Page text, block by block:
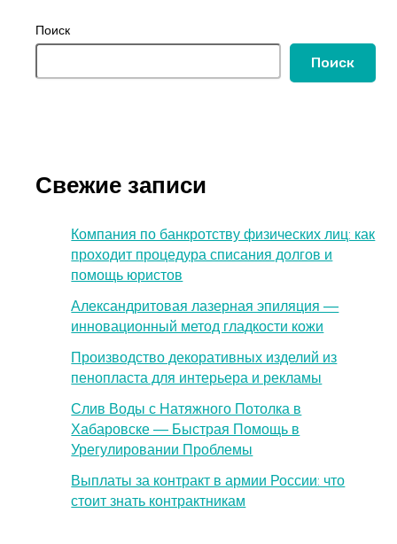
Поиск
Поиск
Свежие записи
Компания по банкротству физических лиц: как
проходит процедура списания долгов и
помощь юристов
Александритовая лазерная эпиляция —
инновационный метод гладкости кожи
Производство декоративных изделий из
пенопласта для интерьера и рекламы
Слив Воды с Натяжного Потолка в
Хабаровске — Быстрая Помощь в
Урегулировании Проблемы
Выплаты за контракт в армии России: что
стоит знать контрактникам